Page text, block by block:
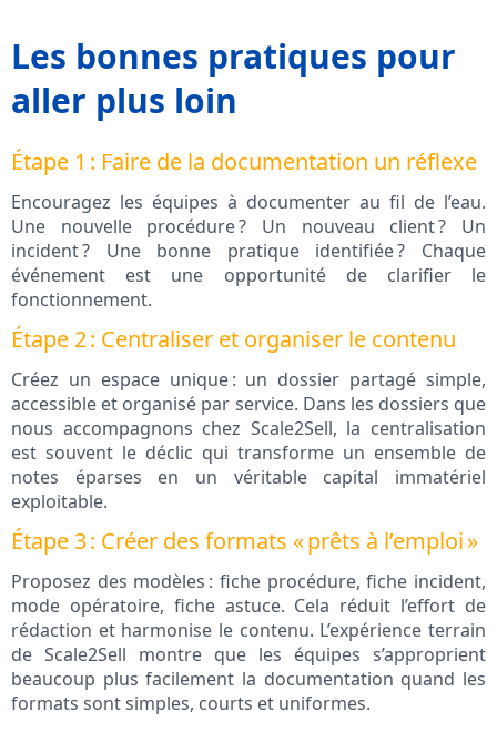
Les bonnes pratiques pour
aller plus loin
Étape 1 : Faire de la documentation un réflexe
Encouragez les équipes à documenter au fil de l’eau.
Une nouvelle procédure ? Un nouveau client ? Un
incident ? Une bonne pratique identifiée ? Chaque
événement est une opportunité de clarifier le
fonctionnement.
Étape 2 : Centraliser et organiser le contenu
Créez un espace unique : un dossier partagé simple,
accessible et organisé par service. Dans les dossiers que
nous accompagnons chez Scale2Sell, la centralisation
est souvent le déclic qui transforme un ensemble de
notes éparses en un véritable capital immatériel
exploitable.
Étape 3 : Créer des formats « prêts à l’emploi »
Proposez des modèles : fiche procédure, fiche incident,
mode opératoire, fiche astuce. Cela réduit l’effort de
rédaction et harmonise le contenu. L’expérience terrain
de Scale2Sell montre que les équipes s’approprient
beaucoup plus facilement la documentation quand les
formats sont simples, courts et uniformes.